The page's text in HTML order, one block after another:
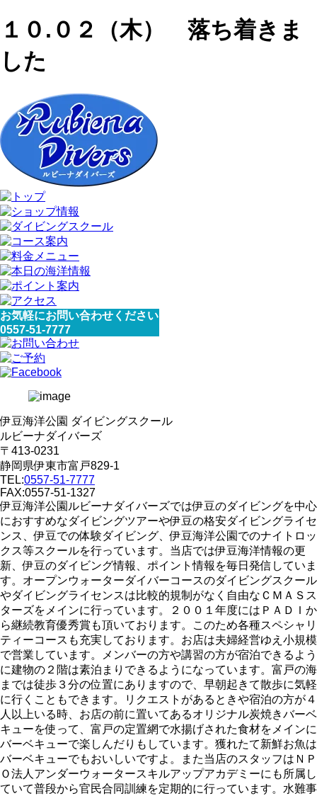
１０.０２（木） 落ち着きま
した
お気軽にお問い合わせください
0557-51-7777
伊豆海洋公園 ダイビングスクール
ルビーナダイバーズ
〒413-0231
静岡県伊東市富戸829-1
TEL:0557-51-7777
FAX:0557-51-1327
伊豆海洋公園ルビーナダイバーズでは伊豆のダイビングを中心
におすすめなダイビングツアーや伊豆の格安ダイビングライセ
ンス、伊豆での体験ダイビング、伊豆海洋公園でのナイトロッ
クス等スクールを行っています。当店では伊豆海洋情報の更
新、伊豆のダイビング情報、ポイント情報を毎日発信していま
す。オープンウォーターダイバーコースのダイビングスクール
やダイビングライセンスは比較的規制がなく自由なＣＭＡＳス
ターズをメインに行っています。２００１年度にはＰＡＤＩか
ら継続教育優秀賞も頂いております。このため各種スペシャリ
ティーコースも充実しております。お店は夫婦経営ゆえ小規模
で営業しています。メンバーの方や講習の方が宿泊できるよう
に建物の２階は素泊まりできるようになっています。富戸の海
までは徒歩３分の位置にありますので、早朝起きて散歩に気軽
に行くこともできます。リクエストがあるときや宿泊の方が４
人以上いる時、お店の前に置いてあるオリジナル炭焼きバーベ
キューを使って、富戸の定置網で水揚げされた食材をメインに
バーベキューで楽しんだりもしています。獲れたて新鮮お魚は
バーベキューでもおいしいですよ。また当店のスタッフはＮＰ
Ｏ法人アンダーウォータースキルアップアカデミーにも所属し
ていて普段から官民合同訓練を定期的に行っています。水難事